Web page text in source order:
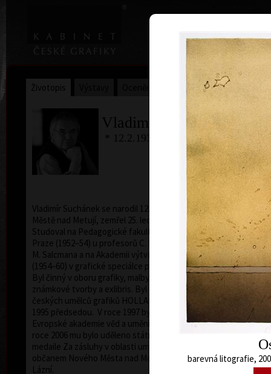
Životopis
Vladimír Suchánek
* 12.2.1933 † 25.1.2021
Vladimír Suchánek se narodil 12. února 1933 v Novém
Městě nad Metují, zemřel 25. ledna 2021 v Praze.
Studoval na Pedagogické fakultě Karlovy univerzity v
Praze (1952–54) u profesorů C. Boudy, K. Lidického a
M. Salcmana a na Akademii výtvarných umění v Praze
(1954–60) v grafické speciálce prof. V. Silovského.
Byl činný v oboru grafiky, malby, knižní ilustrace,
známkové tvorby a exlibris. Byl členem Sdružení
českých umělců grafiků HOLLAR, jehož byl od roku
1995 předsedou. V roce 1997 byl jmenován členem
Evropské akademie věd a umění se sídlem ve Vídni. V
roce 2006 mu bylo uděleno státní vyznamenání –
medaile Za zásluhy v oblasti umění. Je čestným
občanem Nového Města nad Metují a Mariánských
Lázní.
barevná litografie,